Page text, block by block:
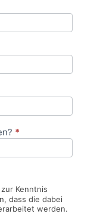
*
Kenntnis
dass die dabei
werden.